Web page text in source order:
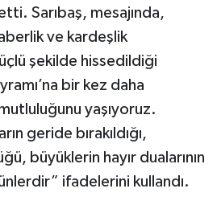
Sarıbaş, mesajında,
ve kardeşlik
şekilde hissedildiği
bir kez daha
yaşıyoruz.
geride bırakıldığı,
büyüklerin hayır dualarının
ifadelerini kullandı.